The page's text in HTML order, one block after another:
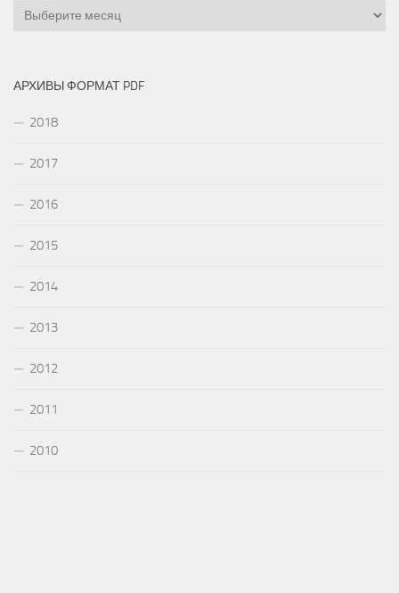
Архивы
АРХИВЫ ФОРМАТ PDF
2018
2017
2016
2015
2014
2013
2012
2011
2010